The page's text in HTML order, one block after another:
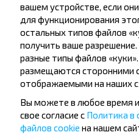
Тенистая ул.
Замковая ул.
Хотите
вашем устройстве, если
для функционирования
остальных типов файлов
получить ваше
разные типы файлов
размещаются сторонними
отображаемыми на наших
Вы можете в любое время
свое согласие с Политика в
файлов cookie на нашем